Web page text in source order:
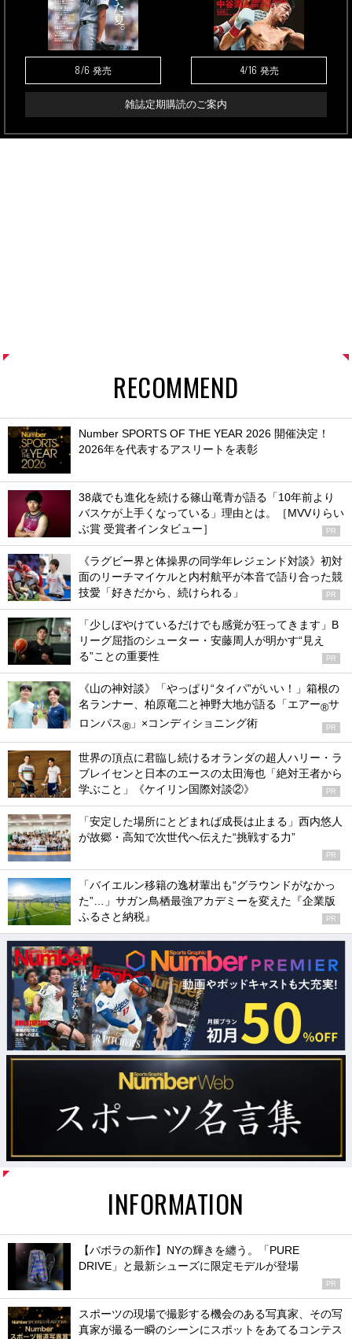
8/6 発売 4/16 発売
雑誌定期購読のご案内
RECOMMEND
Number SPORTS OF THE YEAR 2026 開催決定！
2026年を代表するアスリートを表彰
38歳でも進化を続ける篠山竜青が語る「10年前より
バスケが上手くなっている」理由とは。［MVVりらい
ぶ賞 受賞者インタビュー］
PR
《ラグビー界と体操界の同学年レジェンド対談》初対
面のリーチマイケルと内村航平が本音で語り合った競
技愛「好きだから、続けられる」
PR
「少しぼやけているだけでも感覚が狂ってきます」B
リーグ屈指のシューター・安藤周人が明かす“見え
る”ことの重要性
PR
《山の神対談》「やっぱり“タイパ”がいい！」箱根の
名ランナー、柏原竜二と神野大地が語る「エアー®サ
ロンパス® 」×コンディショニング術 PR
世界の頂点に君臨し続けるオランダの超人ハリー・ラ
ブレイセンと日本のエースの太田海也「絶対王者から
学ぶこと」《ケイリン国際対談②》
PR
「安定した場所にとどまれば成長は止まる」西内悠人
が故郷・高知で次世代へ伝えた“挑戦する力”
PR
「バイエルン移籍の逸材輩出も“グラウンドがなかっ
た”…」サガン鳥栖最強アカデミーを変えた『企業版
ふるさと納税』
PR
INFORMATION
【バボラの新作】NYの輝きを纏う。「PURE
DRIVE」と最新シューズに限定モデルが登場
PR
スポーツの現場で撮影する機会のある写真家、その写
真家が撮る一瞬のシーンにスポットをあてるコンテス